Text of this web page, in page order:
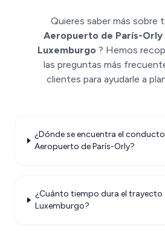
Quieres saber más sobre
Aeropuerto de París-Orly
Luxemburgo ? Hemos
las preguntas más
clientes para ayudarle a
¿Dónde se encuentra el
Aeropuerto de París-Orly?
¿Cuánto tiempo dura el trayecto
Luxemburgo?